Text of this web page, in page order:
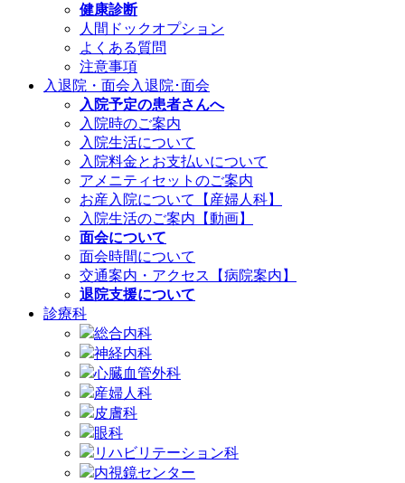
健康診断
人間ドックオプション
よくある質問
注意事項
入退院・面会 入退院･面会
入院予定の患者さんへ
入院時のご案内
入院生活について
入院料金とお支払いについて
アメニティセットのご案内
お産入院について【産婦人科】
入院生活のご案内【動画】
面会について
面会時間について
交通案内・アクセス【病院案内】
退院支援について
診療科
総合内科
神経内科
心臓血管外科
産婦人科
皮膚科
眼科
リハビリテーション科
内視鏡センター